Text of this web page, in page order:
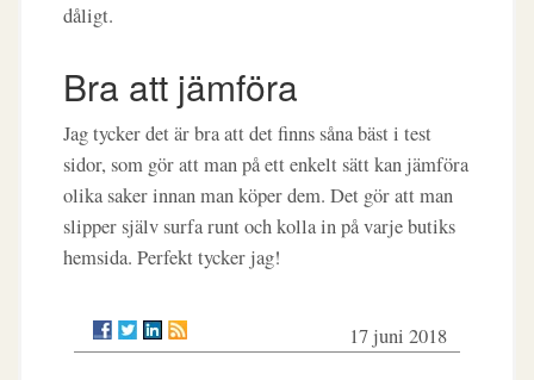
dåligt.
Bra att jämföra
Jag tycker det är bra att det finns såna bäst i test
sidor, som gör att man på ett enkelt sätt kan jämföra
olika saker innan man köper dem. Det gör att man
slipper själv surfa runt och kolla in på varje butiks
hemsida. Perfekt tycker jag!
17 juni 2018